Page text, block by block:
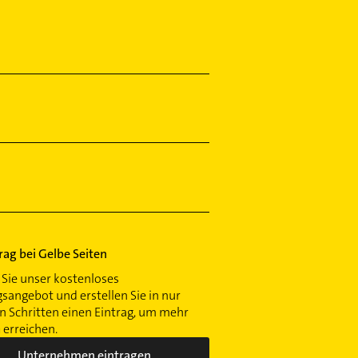
bei Gelbe Seiten
unser kostenloses
und erstellen Sie in nur
Schritten einen Eintrag, um mehr
erreichen.